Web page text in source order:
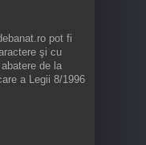
pot fi
şi cu
de la
a Legii 8/1996